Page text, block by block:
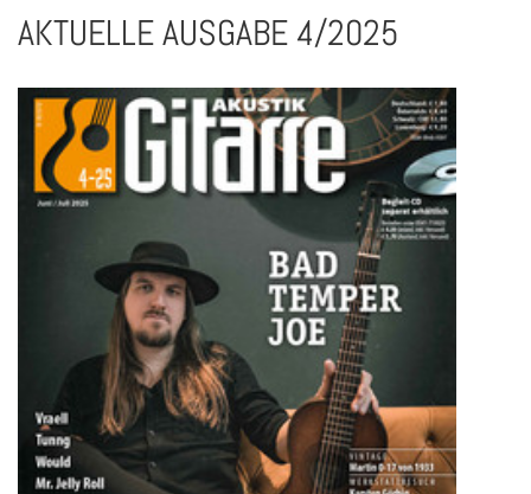
AKTUELLE AUSGABE 4/2025